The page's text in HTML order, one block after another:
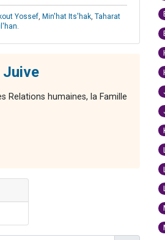
Yossef Min'hat Its'hak Taharat
Juive
Relations humaines, la Famille